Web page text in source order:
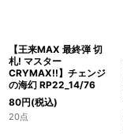
【王来MAX 最終弾 切
札! マスター
CRYMAX!!】チェンジ
の海幻 RP22_14/76
80円(税込)
20点